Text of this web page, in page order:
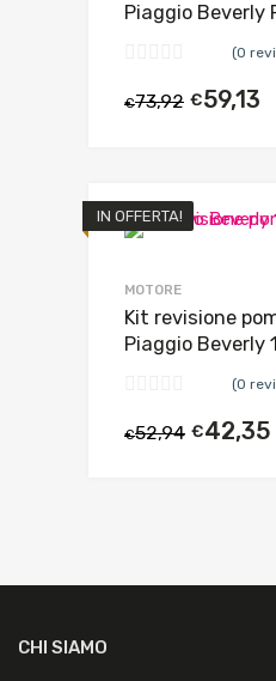
Piaggio Beverly
(0
€73,92 €59,13
IN OFFERTA!
MOTORE
Kit revisione
Piaggio Beverly
(0
€52,94 €42,35
CHI SIAMO